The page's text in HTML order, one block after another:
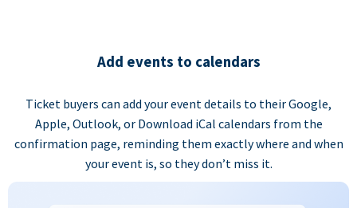
Add events to calendars
Ticket buyers can add your event details to their Google,
Apple, Outlook, or Download iCal calendars from the
confirmation page, reminding them exactly where and when
your event is, so they don’t miss it.